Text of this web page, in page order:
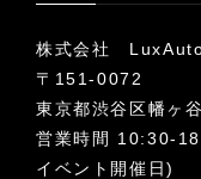
株式会社
〒151-0072
東京都渋谷区幡ヶ
営業時間 10:30-
イベント開催日)